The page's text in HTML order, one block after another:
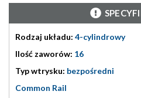
Rodzaj układu: 4-cylindrowy
Ilość zaworów: 16
Typ wtrysku: bezpośredni
Common Rail